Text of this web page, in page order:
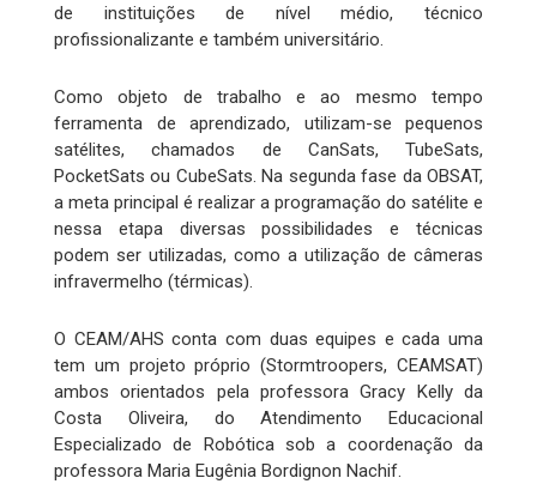
de instituições de nível médio, técnico
profissionalizante e também universitário.
Como objeto de trabalho e ao mesmo tempo
ferramenta de aprendizado, utilizam-se pequenos
satélites, chamados de CanSats, TubeSats,
PocketSats ou CubeSats. Na segunda fase da OBSAT,
a meta principal é realizar a programação do satélite e
nessa etapa diversas possibilidades e técnicas
podem ser utilizadas, como a utilização de câmeras
infravermelho (térmicas).
O CEAM/AHS conta com duas equipes e cada uma
tem um projeto próprio (Stormtroopers, CEAMSAT)
ambos orientados pela professora Gracy Kelly da
Costa Oliveira, do Atendimento Educacional
Especializado de Robótica sob a coordenação da
professora Maria Eugênia Bordignon Nachif.